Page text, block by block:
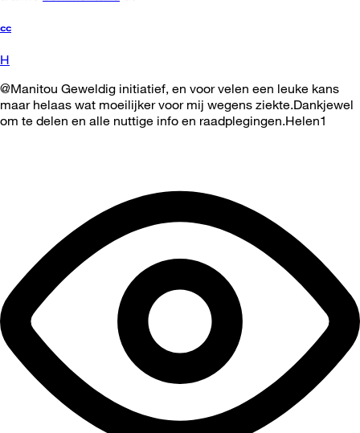
cc
H
@Manitou Geweldig initiatief, en voor velen een leuke kans
maar helaas wat moeilijker voor mij wegens ziekte.Dankjewel
om te delen en alle nuttige info en raadplegingen.Helen1